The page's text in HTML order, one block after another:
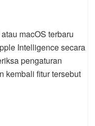
macOS terbaru
Intelligence secara
pengaturan
kembali fitur tersebut